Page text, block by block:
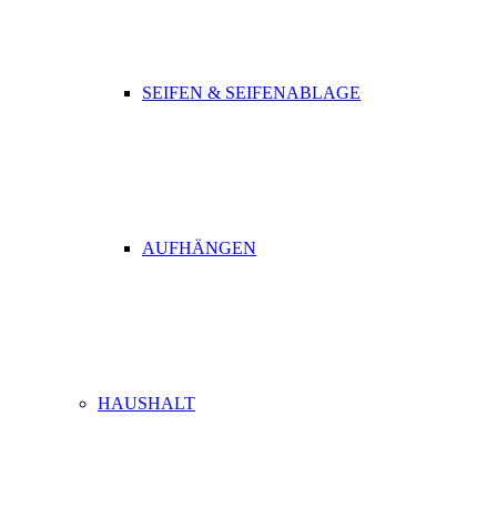
SEIFEN & SEIFENABLAGE
AUFHÄNGEN
HAUSHALT